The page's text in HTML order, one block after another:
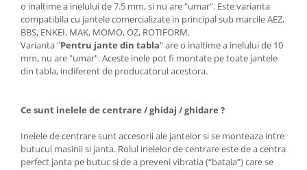
o inaltime a inelului de 7.5 mm, si nu are "umar". Este varianta
compatibila cu jantele comercializate in principal sub marcile AEZ,
BBS, ENKEI, MAK, MOMO, OZ, ROTIFORM.
Varianta "Pentru jante din tabla" are o inaltime a inelului de 10
mm, nu are "umar". Aceste inele pot fi montate pe toate jantele
din tabla, indiferent de producatorul acestora.
Ce sunt inelele de centrare / ghidaj / ghidare ?
Inelele de centrare sunt accesorii ale jantelor si se monteaza intre
butucul masinii si janta. Rolul inelelor de centrare este de a centra
perfect janta pe butuc si de a preveni vibratia (“bataia”) care se